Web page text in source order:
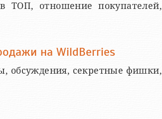
ТОП, отношение покупателей,
на WildBerries
обсуждения, секретные фишки,